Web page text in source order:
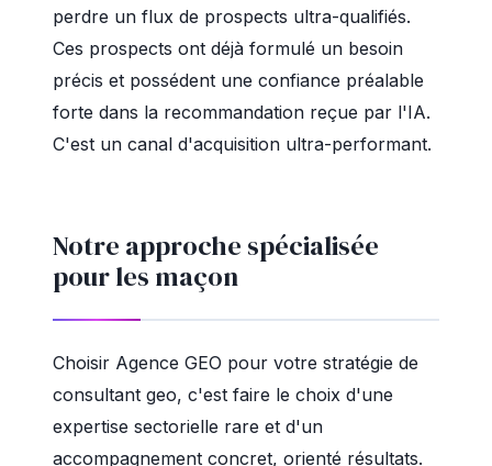
perdre un flux de prospects ultra-qualifiés.
Ces prospects ont déjà formulé un besoin
précis et possédent une confiance préalable
forte dans la recommandation reçue par l'IA.
C'est un canal d'acquisition ultra-performant.
Notre approche spécialisée
pour les maçon
Choisir Agence GEO pour votre stratégie de
consultant geo, c'est faire le choix d'une
expertise sectorielle rare et d'un
accompagnement concret, orienté résultats.